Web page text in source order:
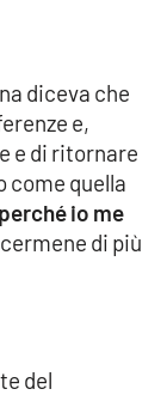
diceva che
e,
e di ritornare
come quella
io me
di più
del